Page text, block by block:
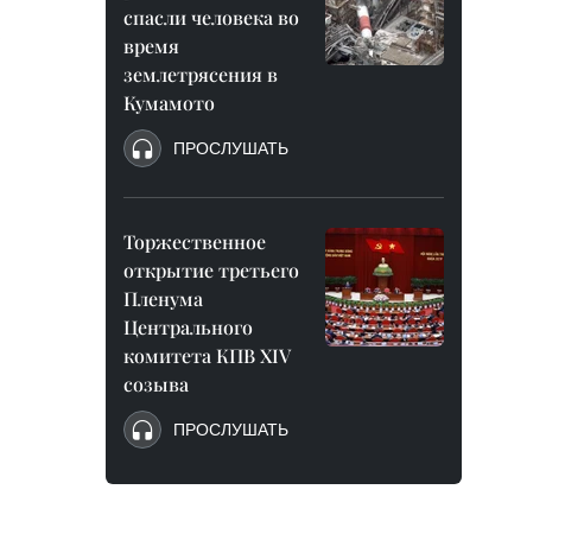
спасли человека во
время
землетрясения в
Кумамото
ПРОСЛУШАТЬ
Торжественное
открытие третьего
Пленума
Центрального
комитета КПВ XIV
созыва
ПРОСЛУШАТЬ